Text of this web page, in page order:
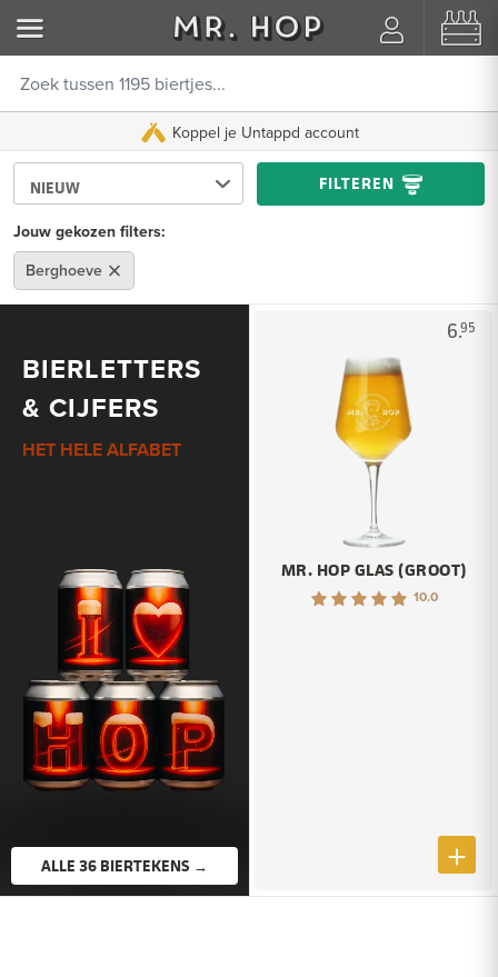
Koppel je Untappd account
FILTEREN
Jouw gekozen filters:
Berghoeve
BIERLETTERS
& CIJFERS
HET HELE ALFABET
ALLE 36 BIERTEKENS →
6.95
MR. HOP GLAS (GROOT)
10.0